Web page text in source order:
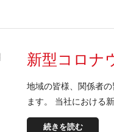
新型コロナ
地域の皆様、関係者
ます。 当社における
続きを読む